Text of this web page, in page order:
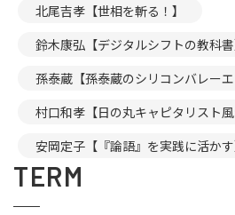
北尾吉孝【世相を斬る！】
鈴木康弘【デジタルシフトの教科書
孫泰蔵【孫泰蔵のシリコンバレーエ
村口和孝【日の丸キャピタリスト風
安岡定子【『論語』を実践に活かす
TERM